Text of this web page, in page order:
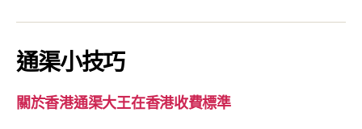
通渠小技巧
關於香港通渠大王在香港收費標準